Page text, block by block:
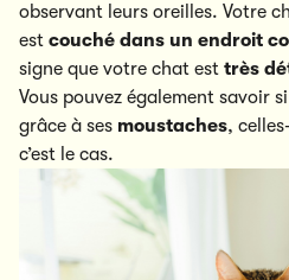
observant leurs oreilles. Votre
est couché dans un endroit
signe que votre chat est très
Vous pouvez également savoir
grâce à ses moustaches,
c’est le cas.